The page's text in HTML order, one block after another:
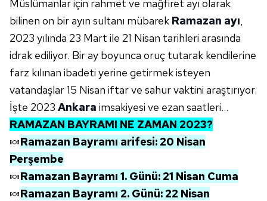
Müslümanlar için rahmet ve mağfiret ayı olarak
bilinen on bir ayın sultanı mübarek Ramazan ayı,
2023 yılında 23 Mart ile 21 Nisan tarihleri arasında
idrak ediliyor. Bir ay boyunca oruç tutarak kendilerine
farz kılınan ibadeti yerine getirmek isteyen
vatandaşlar 15 Nisan iftar ve sahur vaktini araştırıyor.
İşte 2023 Ankara imsakiyesi ve ezan saatleri…
RAMAZAN BAYRAMI NE ZAMAN 2023?
🍬Ramazan Bayramı arifesi: 20 Nisan
Perşembe
🍬Ramazan Bayramı 1. Günü: 21 Nisan Cuma
🍬Ramazan Bayramı 2. Günü: 22 Nisan